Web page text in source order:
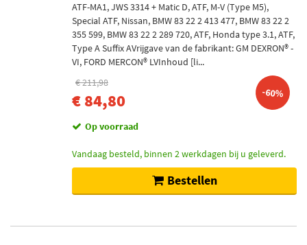
Onderdeelmerk
Van Wezel (5)
Kroon Oil (6)
Nissens (7)
NRF (11)
Shell (5)
ATF-MA1, JWS 3314 + Matic D, ATF, M-V (Type M5),
Special ATF, Nissan, BMW 83 22 2 413 477, BMW 83 22 2
355 599, BMW 83 22 2 289 720, ATF, Honda type 3.1, ATF,
Type A Suffix AVrijgave van de fabrikant: GM DEXRON® -
VI, FORD MERCON® LVInhoud [li...
€ 211,98
€ 84,80 -60%
Op voorraad
Vandaag besteld, binnen 2 werkdagen bij u geleverd.
Bestellen